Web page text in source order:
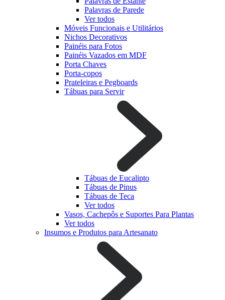
Palavras de Parede
Ver todos
Móveis Funcionais e Utilitários
Nichos Decorativos
Painéis para Fotos
Painéis Vazados em MDF
Porta Chaves
Porta-copos
Prateleiras e Pegboards
Tábuas para Servir
Tábuas de Eucalipto
Tábuas de Pinus
Tábuas de Teca
Ver todos
Vasos, Cachepôs e Suportes Para Plantas
Ver todos
Insumos e Produtos para Artesanato